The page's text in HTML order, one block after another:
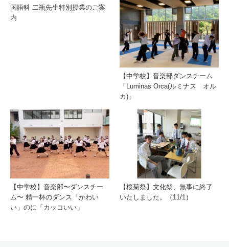
国語科 二瓶先生特別授業のご案
内
【中学校】音楽部ダンスチーム
「Luminas Orca(ルミナス オル
カ)」
【中学校】音楽部〜ダンスチー
ム〜 精一杯のダンス「かわい
い」のに「カッコいい」
【桜菊祭】文化祭、無事に終了
いたしました。（11/1）